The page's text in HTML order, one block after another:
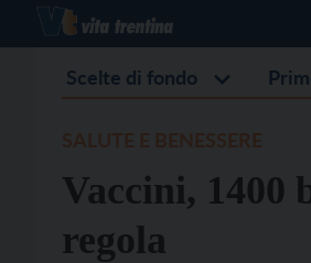
Scelte di fondo
Vaccini, 1400
regola